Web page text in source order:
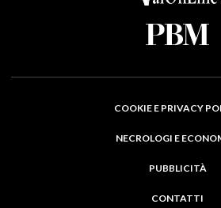
COOKIE E PRIVACY
NECROLOGI E
PUBBLICITÀ
CONTATTI